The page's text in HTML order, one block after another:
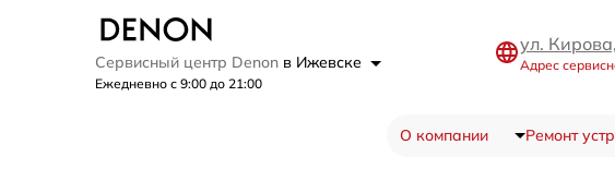
Сервисный центр Denon в Ижевске
Ежедневно с 9:00 до 21:00
ул.
Адрес
О компании Ремонт